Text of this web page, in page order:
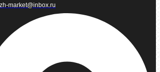
market@inbox.ru